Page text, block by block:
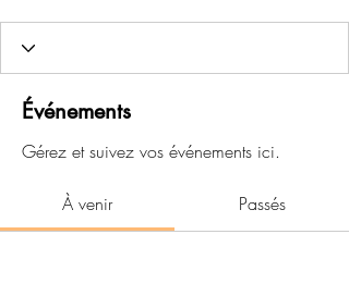
Événements
Gérez et suivez vos événements ici.
À venir Passés